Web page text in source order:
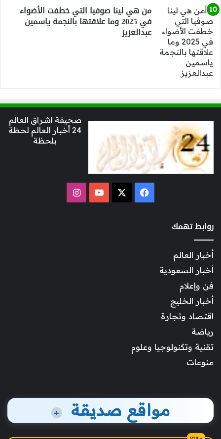
من هي لينا صوفيا التي خطفت الأضواء
في 2025 وما علاقتها بالنجمة ياسمين
عبدالعزيز
صحيفة اشراق العالم
24 أخبار العالم لحظة
بلحظة
فيسبوك ‫YouTubeانستقرام
روابط تهمك
أخبار العالم
أخبار السعودية
فن وإعلام
أخبار الخليج
اقتصاد وتجارة
رياضة
تقنية وتكنولوجيا وعلوم
منوعات
مواقع صديقة +